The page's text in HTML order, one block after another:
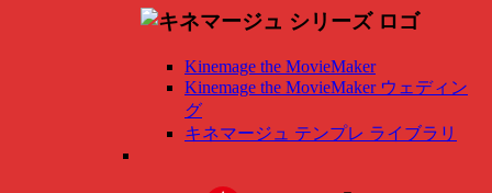
Kinemage the MovieMaker
Kinemage the MovieMaker ウェディン
グ
キネマージュ テンプレ ライブラリ